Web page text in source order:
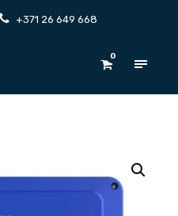
+371 26 649 668
0